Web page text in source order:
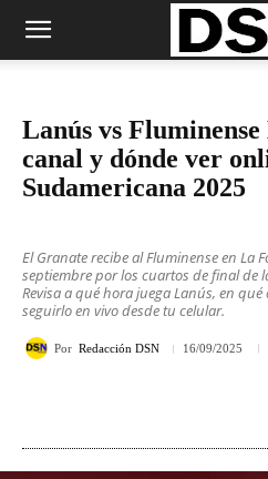
Lanús vs
canal y dónde ver
Sudamericana 2025
El Granate recibe al Fluminense en La
septiembre por los cuartos de final de
Revisa a qué hora juega Lanús, en
seguirlo en vivo desde tu celular.
Por Redacción DSN 16/09/2025